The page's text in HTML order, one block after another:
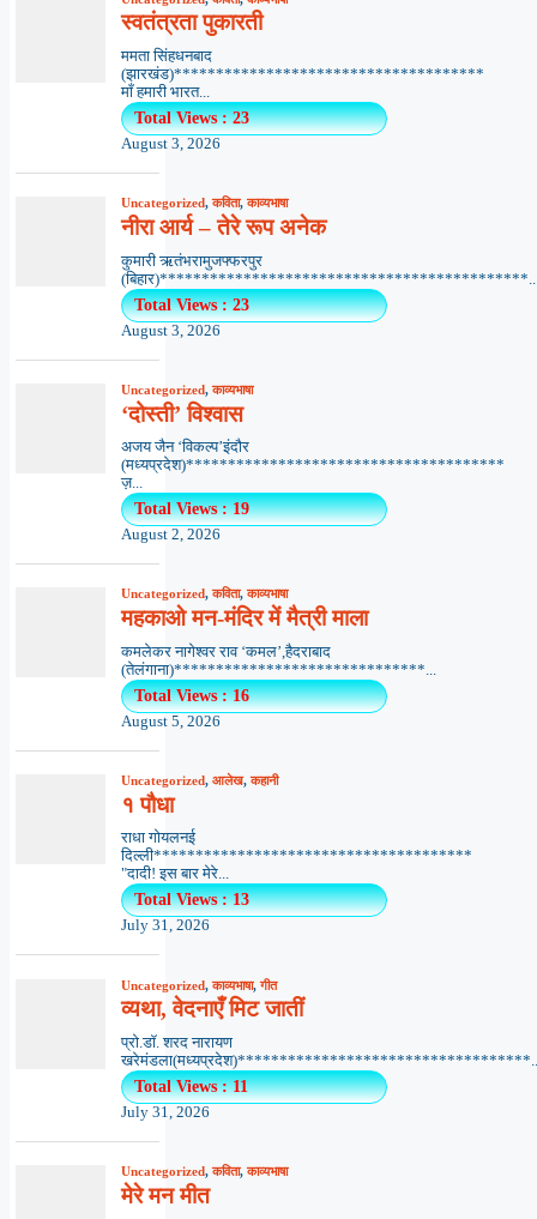
स्वतंत्रता पुकारती
ममता सिंहधनबाद
(झारखंड)*************************************
माँ हमारी भारत...
Total Views : 23
August 3, 2026
Uncategorized,कविता,काव्यभाषा
नीरा आर्य – तेरे रूप अनेक
कुमारी ऋतंभरामुजफ्फरपुर
Total Views : 23
August 3, 2026
Uncategorized,काव्यभाषा
‘दोस्ती’ विश्वास
अजय जैन ‘विकल्प’इंदौर
(मध्यप्रदेश)**************************************
ज़...
Total Views : 19
August 2, 2026
Uncategorized,कविता,काव्यभाषा
महकाओ मन-मंदिर में मैत्री माला
कमलेकर नागेश्वर राव ‘कमल’,हैदराबाद
(तेलंगाना)******************************...
Total Views : 16
August 5, 2026
Uncategorized, आलेख,कहानी
१ पौधा
राधा गोयलनई
दिल्ली**************************************
"दादी! इस बार मेरे...
Total Views : 13
July 31, 2026
Uncategorized,काव्यभाषा,गीत
व्यथा, वेदनाएँ मिट जातीं
प्रो.डॉ. शरद नारायण
Total Views : 11
July 31, 2026
Uncategorized,कविता,काव्यभाषा
मेरे मन मीत